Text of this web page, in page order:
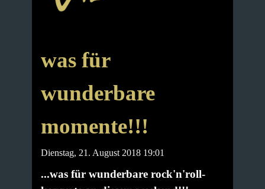
was für
wunderbare
momente!!!
Dienstag, 21. August 2018 19:01
...was für wunderbare rock'n'roll-